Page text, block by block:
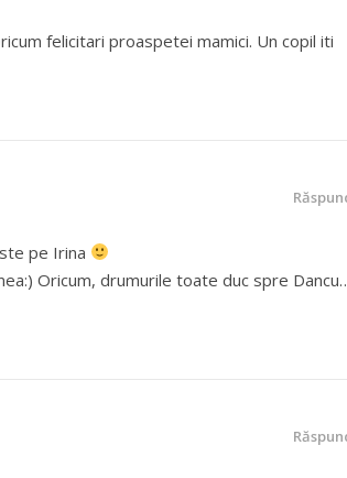
felicitari proaspetei mamici. Un copil iti
pe Irina
Oricum, drumurile toate duc spre